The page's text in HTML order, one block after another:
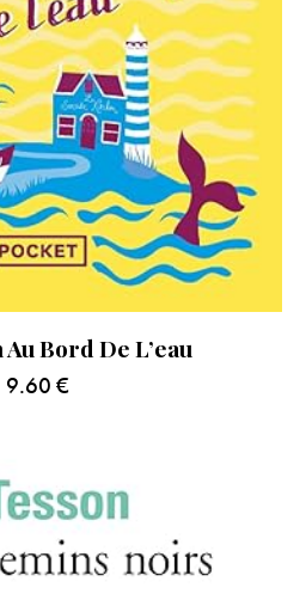
Bord De L’eau
9.60 €